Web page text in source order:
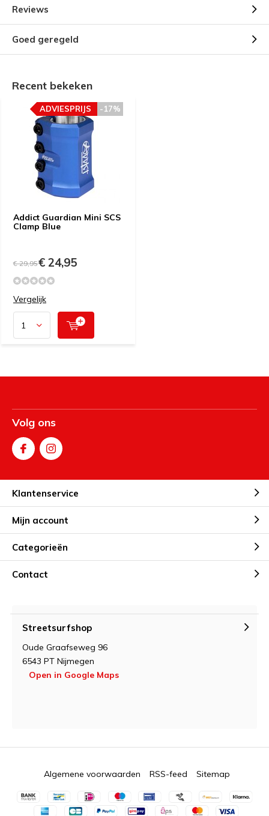
Reviews
Goed geregeld
Recent bekeken
Addict Guardian Mini SCS
Clamp Blue
-17%
ADVIESPRIJS
€ 29,95€ 24,95
Vergelijk
Volg ons
Klantenservice
Mijn account
Categorieën
Contact
Streetsurfshop
Oude Graafseweg 96
6543 PT Nijmegen
Open in Google Maps
Algemene voorwaarden RSS-feed Sitemap